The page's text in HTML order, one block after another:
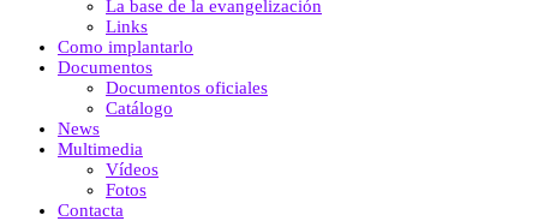
La base de la evangelización
Links
Como implantarlo
Documentos
Documentos oficiales
Catálogo
News
Multimedia
Vídeos
Fotos
Contacta